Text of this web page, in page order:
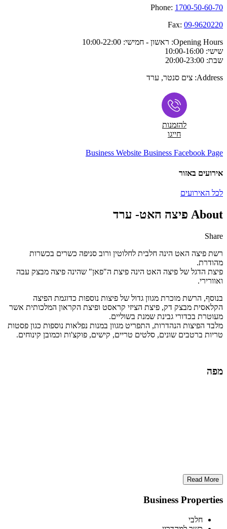
Phone: 1700-50-60-70
Fax: 09-9620220
Opening Hours: ראשון - חמישי: 10:00-22:00
שישי: 10:00-16:00
שבת: 20:00-23:00
Address: צים סנטר, ערד
להזמנות
חייגו
Business Website Business Facebook Page
אירועים באזור
לכל האירועים
About פיצה האט- ערד
Share
Email
Twitter
Google
Plus
Facebook
רשת פיצה האט הינה חלבית לחלוטין ורוב סניפה כשרים בכשרות
מהודרת.
פיצת הדגל של פיצה האט הינה פיצת ה"פאן" שהינה פיצה מבצק עבה
ואוורירי.
בנוסף, הרשת מוכרת מגוון גדול של פיצות נוספות כדוגמת הפיצה
הקלאסית מבצק דק, פיצת הציזי קראסט ופיצת הקראון המלכותית אשר
מעוטרת בכדורי גבינת שמנת בשוליים.
מלבד הפיצות הנהדרות, התפריט מגוון במנות נפלאות נוספות כגון פסטות
טריות ברטבים שונים, סלטים טריים, קישים, פוקצ'ות וכמובן קינוחים.
מפה
Read More
Business Properties
חלבי